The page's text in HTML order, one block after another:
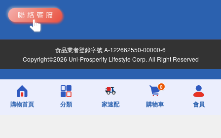
食品業者登錄字號 A-122662550-00000-6
Copyright©2026 Uni-Prosperity Lifestyle Corp. All Right Reserved
購物首頁 分類 家速配
0
購物車 會員